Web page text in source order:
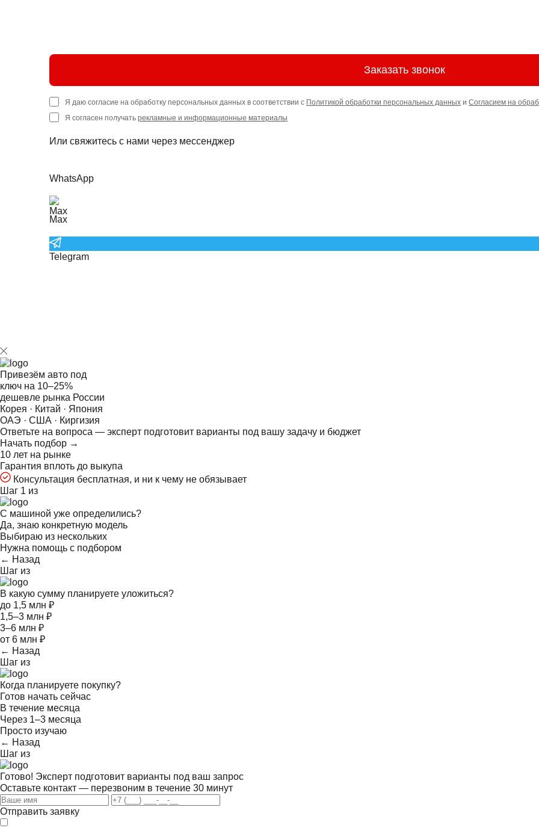
Заказать звонок
Я даю согласие на обработку персональных данных в соответствии с Политикой обработки персональных данных и Согласием на
Я согласен получать рекламные и информационные материалы
Или свяжитесь с нами через мессенджер
WhatsApp
Max
Telegram
Привезём авто под
ключ на 10–25%
дешевле рынка России
Корея · Китай · Япония
ОАЭ · США · Киргизия
Ответьте на вопроса — эксперт подготовит варианты под вашу задачу и бюджет
Начать подбор →
10 лет на рынке
Гарантия вплоть до выкупа
Консультация бесплатная, и ни к чему не обязывает
Шаг 1 из
С машиной уже определились?
Да, знаю конкретную модель
Выбираю из нескольких
Нужна помощь с подбором
← Назад
Шаг из
В какую сумму планируете уложиться?
до 1,5 млн ₽
1,5–3 млн ₽
3–6 млн ₽
от 6 млн ₽
← Назад
Шаг из
Когда планируете покупку?
Готов начать сейчас
В течение месяца
Через 1–3 месяца
Просто изучаю
← Назад
Шаг из
Готово! Эксперт подготовит варианты под ваш запрос
Оставьте контакт — перезвоним в течение 30 минут
Отправить заявку